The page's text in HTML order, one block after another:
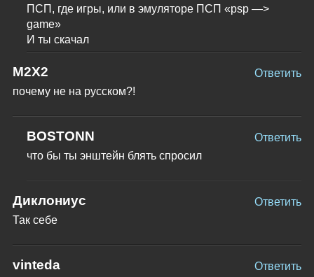
ПСП, где игры, или в эмуляторе ПСП «psp —>
game»
И ты скачал
M2X2
почему не на русском?!
Ответить
BOSTONN
что бы ты энштейн блять спросил
Ответить
Диклониус
Так себе
Ответить
vinteda Ответить